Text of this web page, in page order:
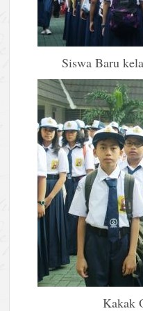
Siswa Baru
Kakak